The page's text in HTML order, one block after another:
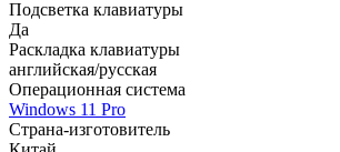
Подсветка клавиатуры
Да
Раскладка клавиатуры
английская/русская
Операционная система
Windows 11 Pro
Страна-изготовитель